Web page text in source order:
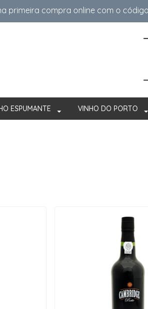
primeira compra online com o
ESPUMANTE VINHO DO PORTO